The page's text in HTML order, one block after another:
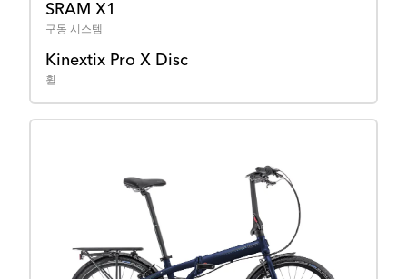
SRAM X1
구동 시스템
Kinextix Pro X Disc
휠